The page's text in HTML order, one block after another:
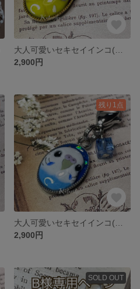
2,900円
残り1点
2,900円
SOLD OUT